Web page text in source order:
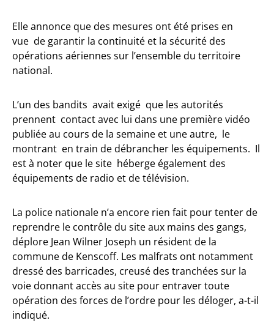
Elle annonce que des mesures ont été prises en
vue de garantir la continuité et la sécurité des
opérations aériennes sur l’ensemble du territoire
national.
L’un des bandits avait exigé que les autorités
prennent contact avec lui dans une première vidéo
publiée au cours de la semaine et une autre, le
montrant en train de débrancher les équipements. Il
est à noter que le site héberge également des
équipements de radio et de télévision.
La police nationale n’a encore rien fait pour tenter de
reprendre le contrôle du site aux mains des gangs,
déplore Jean Wilner Joseph un résident de la
commune de Kenscoff. Les malfrats ont notamment
dressé des barricades, creusé des tranchées sur la
voie donnant accès au site pour entraver toute
opération des forces de l’ordre pour les déloger, a-t-il
indiqué.